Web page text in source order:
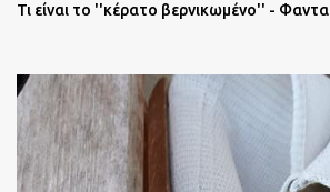
Τι είναι το ''κέρατο βερνικωμένο'' -